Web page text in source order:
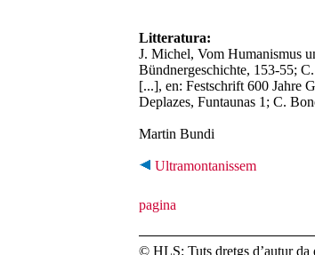
Litteratura:
J. Michel, Vom Humanismus
Bündnergeschichte, 153-55;
[...], en: Festschrift 600 Jahre
Deplazes, Funtaunas 1; C.
Martin Bundi
Ultramontanissem
© HLS: Tuts dretgs d’autur da